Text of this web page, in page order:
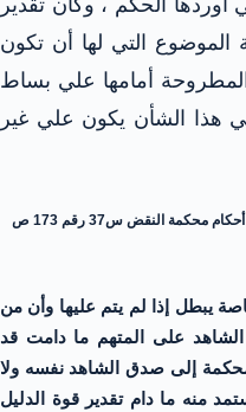
التي لها أن تكون
أمامها علي بساط
هذا الشأن يكون علي غير
( النقض الجنائى 19 نوفمبر سنة 1986 مجموعة أحكام محكمة النقض س37 رقم 173 ص
يبطل إذا لم يتم عليها وأن من
على المتهم ما دامت قد
إلى صدق الشاهد نفسه ولا
منه ما دام تقدير قوة الدليل